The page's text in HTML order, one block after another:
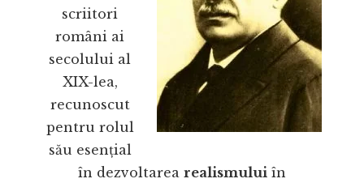
scriitori
români ai
secolului al
XIX-lea,
recunoscut
pentru rolul
său esențial
în dezvoltarea realismului în